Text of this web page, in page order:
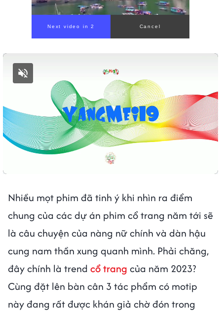
Nhiều mọt phim đã tinh ý khi nhìn ra điểm
chung của các dự án phim cổ trang năm tới sẽ
là câu chuyện của nàng nữ chính và dàn hậu
cung nam thần xung quanh mình. Phải chăng,
đây chính là trend cổ trang của năm 2023?
Cùng đặt lên bàn cân 3 tác phẩm có motip
này đang rất được khán giả chờ đón trong